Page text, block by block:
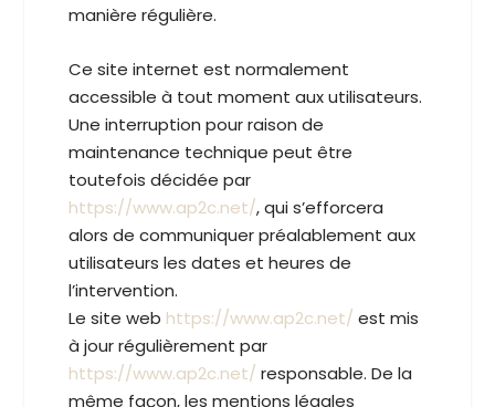
manière régulière.
Ce site internet est normalement
accessible à tout moment aux utilisateurs.
Une interruption pour raison de
maintenance technique peut être
toutefois décidée par
https://www.ap2c.net/, qui s’efforcera
alors de communiquer préalablement aux
utilisateurs les dates et heures de
l’intervention.
Le site web https://www.ap2c.net/ est mis
à jour régulièrement par
https://www.ap2c.net/ responsable. De la
même façon, les mentions légales